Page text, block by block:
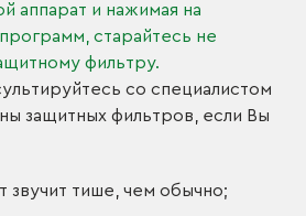
аппарат и нажимая на
старайтесь не
фильтру.
со специалистом
защитных фильтров, если Вы
звучит тише, чем обычно;